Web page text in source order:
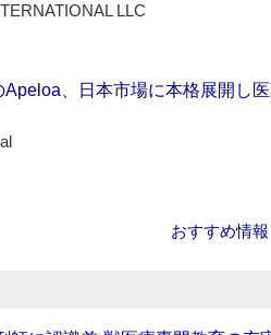
LLC
、日本市場に本格展開し
おすすめ情